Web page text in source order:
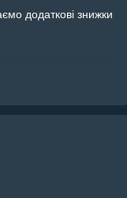
додаткові знижки